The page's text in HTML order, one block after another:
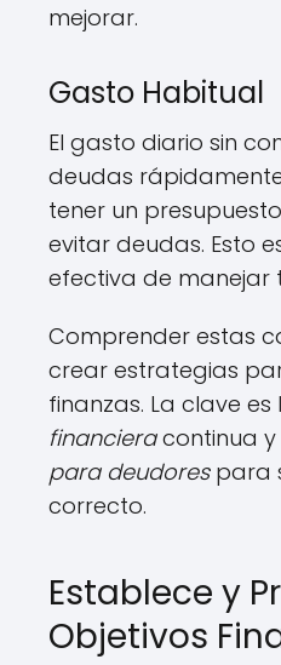
mejorar.
Gasto Habitual
El gasto diario sin
deudas
tener un
evitar deudas. Esto
efectiva de manejar
Comprender estas
crear estrategias
finanzas. La clave es
financieracontinua
para deudorespara
correcto.
Establece y
Objetivos